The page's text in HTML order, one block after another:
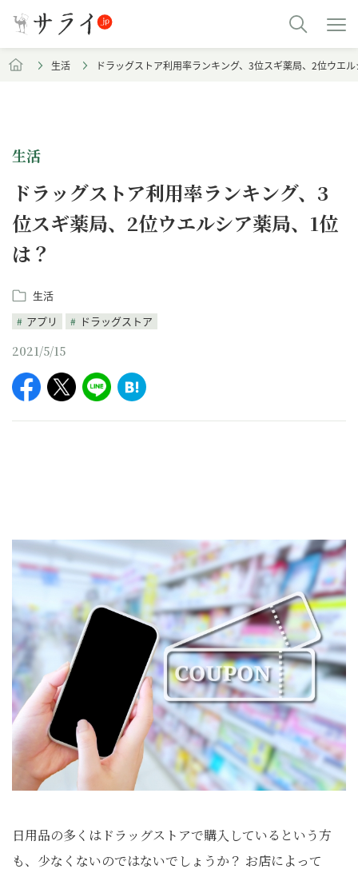
生活 ドラッグストア利用率ランキング、3位スギ薬局、2位ウエ
生活
ドラッグストア利用率ランキング、3
位スギ薬局、2位ウエルシア薬局、1位
は？
生活
アプリ
ドラッグストア
2021/5/15
日用品の多くはドラッグストアで購入しているという方
も、少なくないのではないでしょうか？ お店によって